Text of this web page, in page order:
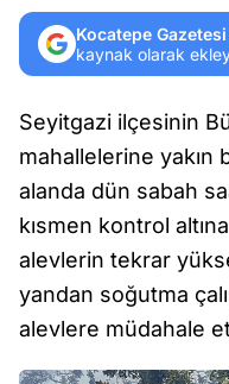
Kocatepe Gazetesi
kaynak olarak
Seyitgazi ilçesinin
mahallelerine yakın
alanda dün sabah
kısmen kontrol
alevlerin tekrar
yandan soğutma
alevlere müdahale